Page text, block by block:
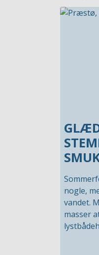
nogle,
vandet.
masser